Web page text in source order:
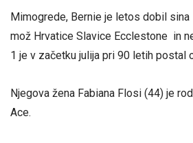
Mimogrede, Bernie je letos dobil sina
mož Hrvatice Slavice Ecclestone in
1 je v začetku julija pri 90 letih postal
Njegova žena Fabiana Flosi (44) je
Ace.